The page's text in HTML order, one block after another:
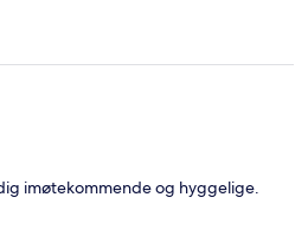
imøtekommende og hyggelige.